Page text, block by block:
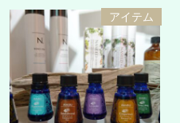
アイテム